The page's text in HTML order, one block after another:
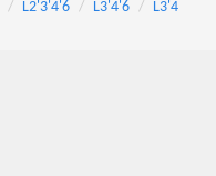
L2'3'4'6 L3'4'6
L3'4